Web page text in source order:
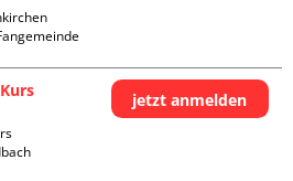
jetzt anmelden